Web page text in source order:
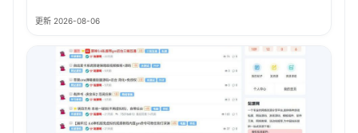
更新 2026-08-06